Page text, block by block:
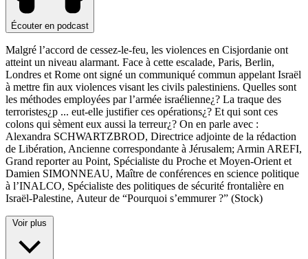
Écouter en podcast
Malgré l’accord de cessez-le-feu, les violences en Cisjordanie ont
atteint un niveau alarmant. Face à cette escalade, Paris, Berlin,
Londres et Rome ont signé un communiqué commun appelant Israël
à mettre fin aux violences visant les civils palestiniens. Quelles sont
les méthodes employées par l’armée israélienne¿? La traque des
terroristes¿p ... eut-elle justifier ces opérations¿? Et qui sont ces
colons qui sèment eux aussi la terreur¿? On en parle avec :
Alexandra SCHWARTZBROD, Directrice adjointe de la rédaction
de Libération, Ancienne correspondante à Jérusalem; Armin AREFI,
Grand reporter au Point, Spécialiste du Proche et Moyen-Orient et
Damien SIMONNEAU, Maître de conférences en science politique
à l’INALCO, Spécialiste des politiques de sécurité frontalière en
Israël-Palestine, Auteur de “Pourquoi s’emmurer ?” (Stock)
Voir plus